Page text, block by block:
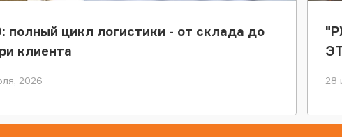
полный цикл логистики - от склада до
клиента
2026 28